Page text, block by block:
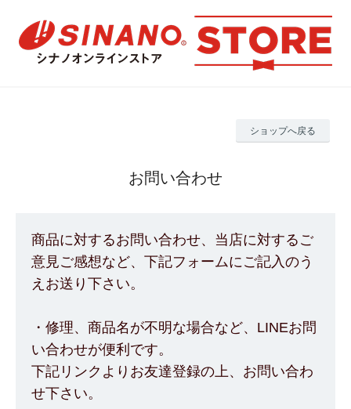
ショップへ戻る
お問い合わせ
商品に対するお問い合わせ、当店に対するご
意見ご感想など、下記フォームにご記入のう
えお送り下さい。
・修理、商品名が不明な場合など、LINEお問
い合わせが便利です。
下記リンクよりお友達登録の上、お問い合わ
せ下さい。